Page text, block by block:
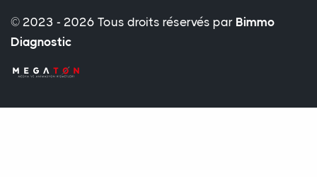
© 2023 - 2026 Tous droits réservés par Bimmo
Diagnostic